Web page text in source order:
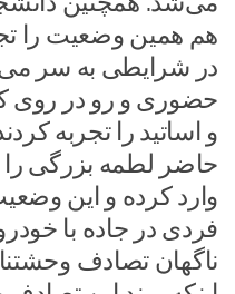
هم همین وضعیت را
در شرایطی به سر
حضوری و رو در روی
و اساتید را تجربه
حاضر لطمه بزرگی
وارد کرده و این
فردی در جاده با
ناگهان تصادف